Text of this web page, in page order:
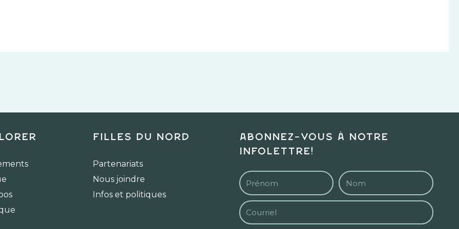
Filles du Nord
Partenariats
Nous joindre
Infos et politiques
Abonnez-vous à notre
infolettre!